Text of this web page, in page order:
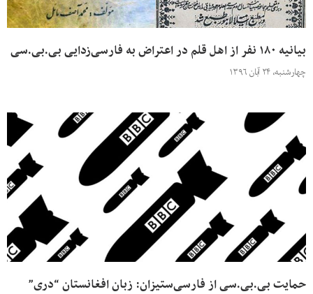
بیانیه ۱۸۰ نفر از اهل قلم در اعتراض به فارسی‌زدایی بی.بی.سی
چهارشنبه، ۲۴ آبان ۱۳۹۶
حمایت بی.بی.سی از فارسی‌ستیزان: زبان افغانستان “دری”